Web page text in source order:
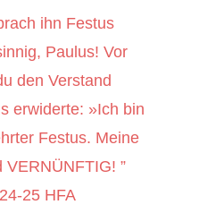
ihn Festus
Paulus! Vor
den Verstand
erwiderte: »Ich bin
Festus. Meine
”
‬25 HFA